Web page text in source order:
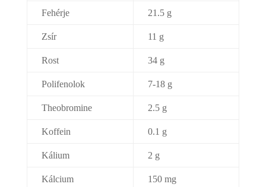
Fehérje 21.5 g
Zsír 11 g
Rost 34 g
Polifenolok 7-18 g
Theobromine 2.5 g
Koffein 0.1 g
Kálium 2 g
Kálcium 150 mg